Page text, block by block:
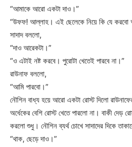
“আমাকে আরো একটা দাও।”
“উফফ! আল্লাহ। এই ছেলেকে নিয়ে কি যে করবো
সাদাদ বললো,
“দাও আরেকটা।”
“ও এটাই নষ্ট করবে। পুরোটা খেতেই পারবে না।”
রাউনাফ বললো,
“আমি পারবো।”
নৌশিন বাধ্য হয়ে আরো একটা রোস্ট দিলো
অর্ধেকের বেশি রোস্ট খেতে পারলো না। বাকী দেড়
করলো শুধু। নৌশিন ব্যর্থ চোখে সাদাদের দিকে
“থাক, ছেড়ে দাও।”